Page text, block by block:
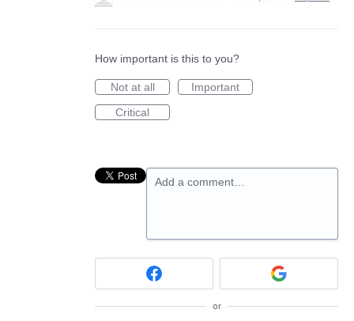
How important is this to you?
Not at all
Important
Critical
Add a comment…
or